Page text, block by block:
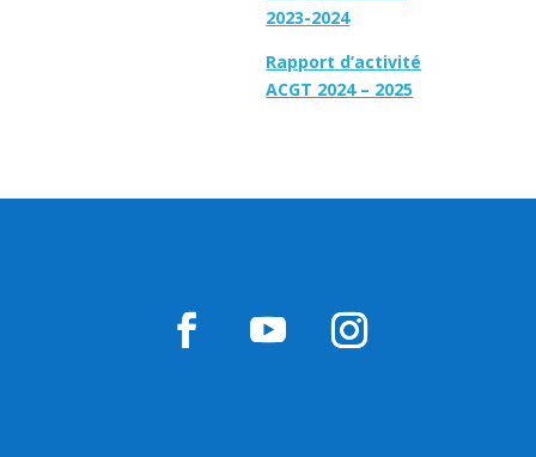
2023-2024
Rapport d’activité
ACGT 2024 – 2025